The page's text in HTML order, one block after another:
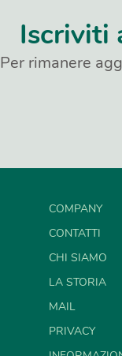
Iscriviti
Per rimanere
COMPANY
CONTATTI
CHI SIAMO
LA STORIA
MAIL
PRIVACY